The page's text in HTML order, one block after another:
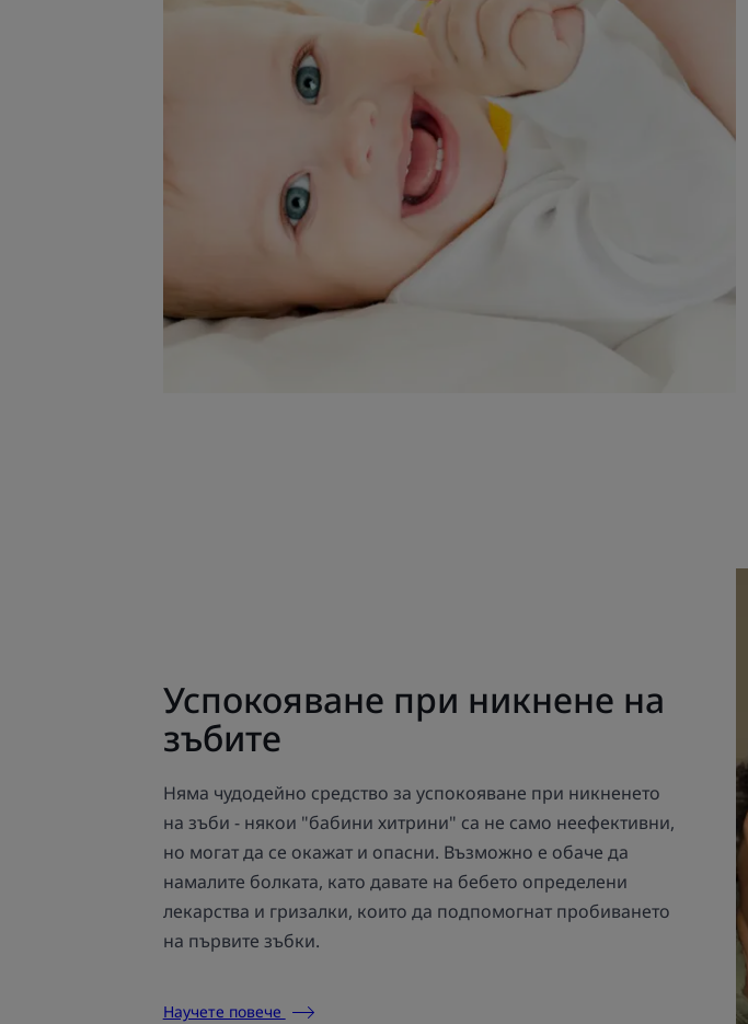
Успокояване при никнене на
зъбите
Няма чудодейно средство за успокояване при никненето
на зъби - някои "бабини хитрини" са не само неефективни,
но могат да се окажат и опасни. Възможно е обаче да
намалите болката, като давате на бебето определени
лекарства и гризалки, които да подпомогнат пробиването
на първите зъбки.
Научете повече